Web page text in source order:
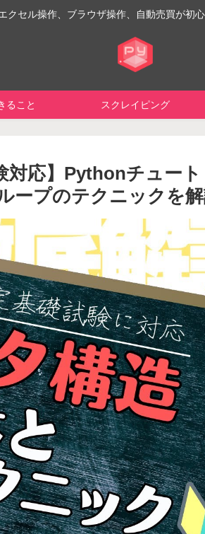
クセル操作、ブラウザ操作、自動売買が初
ること スクレイピング
対応】Pythonチュー
ープのテクニックを